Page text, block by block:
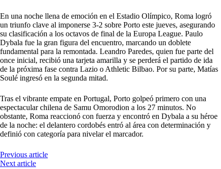
En una noche llena de emoción en el Estadio Olímpico, Roma logró
un triunfo clave al imponerse 3-2 sobre Porto este jueves, asegurando
su clasificación a los octavos de final de la Europa League. Paulo
Dybala fue la gran figura del encuentro, marcando un doblete
fundamental para la remontada. Leandro Paredes, quien fue parte del
once inicial, recibió una tarjeta amarilla y se perderá el partido de ida
de la próxima fase contra Lazio o Athletic Bilbao. Por su parte, Matías
Soulé ingresó en la segunda mitad.
Tras el vibrante empate en Portugal, Porto golpeó primero con una
espectacular chilena de Samu Omorodion a los 27 minutos. No
obstante, Roma reaccionó con fuerza y encontró en Dybala a su héroe
de la noche: el delantero cordobés entró al área con determinación y
definió con categoría para nivelar el marcador.
Previous article
Next article